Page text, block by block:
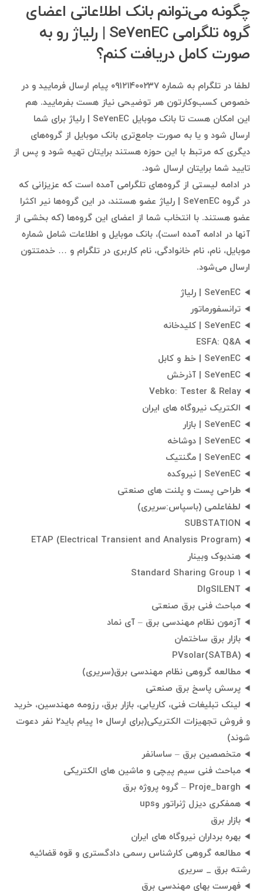
چگونه می‌توانم بانک اطلاعاتی اعضای
گروه تلگرامی Se7enEC | رلیاژ رو به
صورت کامل دریافت کنم؟
لطفا در تلگرام به شماره ۰۹۱۲۱۴۰۰۲۳۷ پیام ارسال فرمایید و در
خصوص کسب‌وکارتون هر توضیحی نیاز هست بفرمایید. هم
این امکان هست تا بانک موبایل Se7enEC | رلیاژ برای شما
ارسال شود و یا به صورت جامع‌تری بانک موبایل از گروه‌های
دیگری که مرتبط با این حوزه هستند برایتان تهیه شود و پس از
تایید شما برایتان ارسال شود.
در ادامه لیستی از گروه‌های تلگرامی آمده است که عزیزانی که
در گروه Se7enEC | رلیاژ عضو هستند، در این گروه‌ها نیر اکثرا
عضو هستند. با انتخاب شما از اعضای این گروه‌ها (که بخشی از
آنها در ادامه آمده است)، بانک موبایل و اطلاعات شامل شماره
موبایل، نام، نام خانوادگی، نام کاربری در تلگرام و … خدمتتون
ارسال می‌شود.
Se7enEC | رلیاژ
ترانسفورماتور
Se7enEC | کلیدخانه
ESFA: Q&A
Se7enEC | خط و کابل
Se7enEC | آذرخش
Vebko: Tester & Relay
الکتریک نیروگاه های ایران
Se7enEC | بازار
Se7enEC | دوشاخه
Se7enEC | مگنتیک
Se7enEC | نیروکده
طراحی پست و پلنت های صنعتی
لطفاعلمی (باسپاس:سريری)
SUBSTATION
ETAP (Electrical Transient and Analysis Program)
هندبوک وبینار
Standard Sharing Group 1
DIgSILENT
مباحث فنی برق صنعتی
آزمون نظام مهندسی برق – آی نماد
بازار برق ساختمان
PVsolar(SATBA)
مطالعه گروهى نظام مهندسى برق(سریری)
پرسش پاسخ برق صنعتی
لینک تبلیغات فنی، کاریابی، بازار برق، رزومه مهندسین، خرید
و فروش تجهیزات الکتریکی(برای ارسال ۱۰ پیام باید۲ نفر دعوت
شوند)
متخصصین برق – ساسانفر
مباحث فنی سیم پیچی و ماشین های الکتریکی
Proje_bargh – گروه پروژه برق
همفکری دیزل ژنراتور وups
بازار برق
بهره برداران نیروگاه های ایران
مطالعه گروهی کارشناس رسمی دادگستری و قوه قضائیه
رشته برق _ سریری
فهرست بهای مهندسی برق